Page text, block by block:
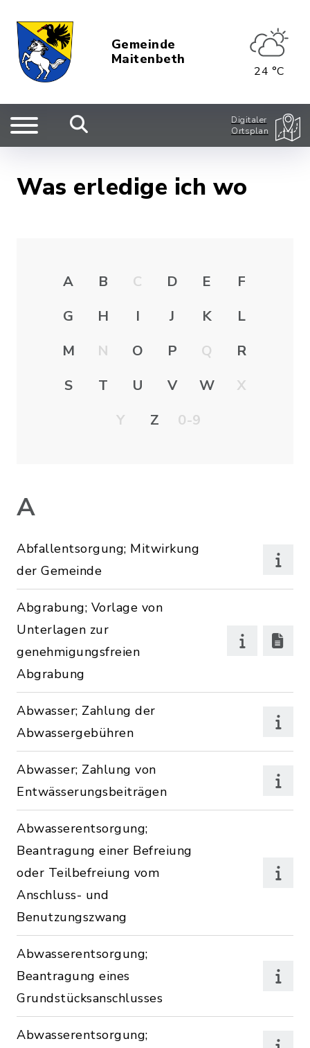
Gemeinde
Maitenbeth
24 °C
Digitaler
Ortsplan
Was erledige ich wo
A B C D E
F
G
H I J K
L
M
N O P Q
R
S
T U V W
X
Y
Z 0-9
A
Abfallentsorgung; Mitwirkung
der Gemeinde
Abgrabung; Vorlage von
Unterlagen zur
genehmigungsfreien
Abgrabung
Abwasser; Zahlung der
Abwassergebühren
Abwasser; Zahlung von
Entwässerungsbeiträgen
Abwasserentsorgung;
Beantragung einer Befreiung
oder Teilbefreiung vom
Anschluss- und
Benutzungszwang
Abwasserentsorgung;
Beantragung eines
Grundstücksanschlusses
Abwasserentsorgung;